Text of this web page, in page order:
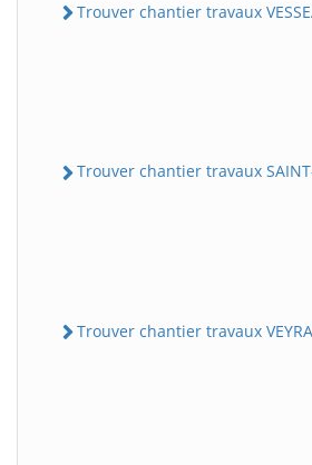
Trouver chantier travaux
Trouver chantier travaux
Trouver chantier travaux